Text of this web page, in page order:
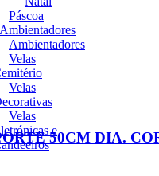
Páscoa
Ambientadores
Velas
Velas
Velas
e
50CM DIA.